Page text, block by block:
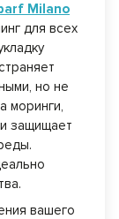
Milano
для всех
но не
моринги,
защищает
вашего